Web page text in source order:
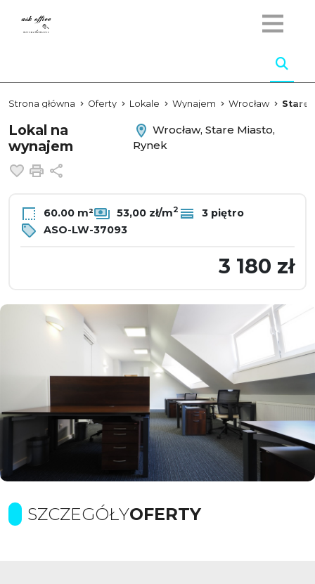
Strona główna Oferty Lokale Wynajem Wrocław Stare
Lokal na
wynajem
Wrocław, Stare Miasto,
Rynek
Dodaj do ulubionych
Drukuj
60.00 m² 53,00 zł/m2
3 piętro
ASO-LW-37093
3 180 zł
SZCZEGÓŁYOFERTY